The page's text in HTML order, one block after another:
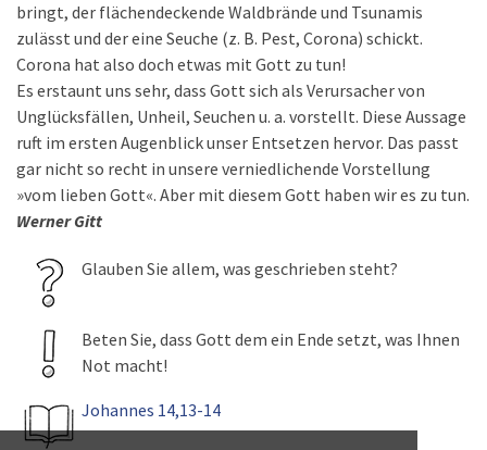
bringt, der flächendeckende Waldbrände und Tsunamis
zulässt und der eine Seuche (z. B. Pest, Corona) schickt.
Corona hat also doch etwas mit Gott zu tun!
Es erstaunt uns sehr, dass Gott sich als Verursacher von
Unglücksfällen, Unheil, Seuchen u. a. vorstellt. Diese Aussage
ruft im ersten Augenblick unser Entsetzen hervor. Das passt
gar nicht so recht in unsere verniedlichende Vorstellung
»vom lieben Gott«. Aber mit diesem Gott haben wir es zu tun.
Werner Gitt
Glauben Sie allem, was geschrieben steht?
Beten Sie, dass Gott dem ein Ende setzt, was Ihnen
Not macht!
Johannes 14,13-14